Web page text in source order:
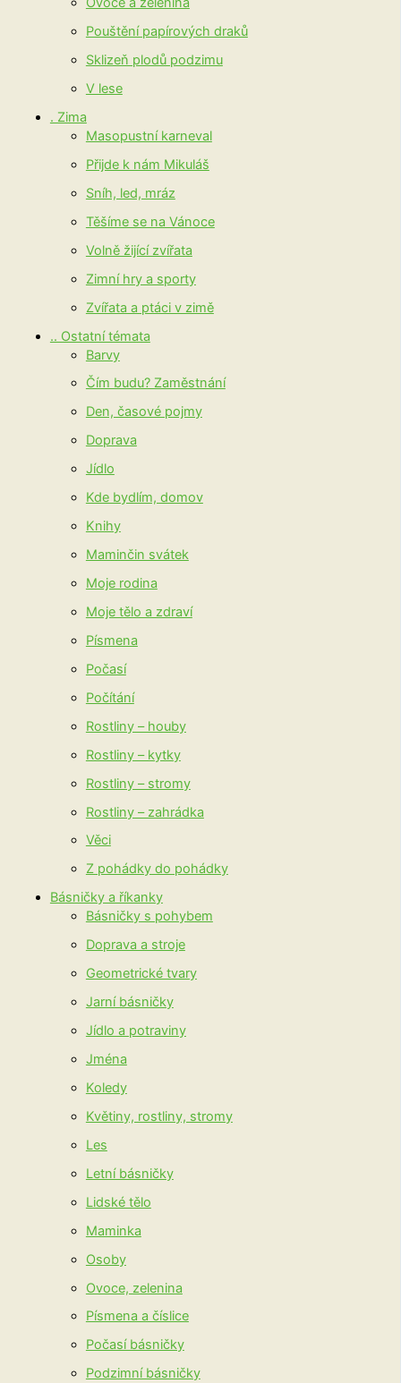
Pouštění papírových draků
Sklizeň plodů podzimu
V lese
. Zima
Masopustní karneval
Přijde k nám Mikuláš
Sníh, led, mráz
Těšíme se na Vánoce
Volně žijící zvířata
Zimní hry a sporty
Zvířata a ptáci v zimě
.. Ostatní témata
Barvy
Čím budu? Zaměstnání
Den, časové pojmy
Doprava
Jídlo
Kde bydlím, domov
Knihy
Maminčin svátek
Moje rodina
Moje tělo a zdraví
Písmena
Počasí
Počítání
Rostliny – houby
Rostliny – kytky
Rostliny – stromy
Rostliny – zahrádka
Věci
Z pohádky do pohádky
Básničky a říkanky
Básničky s pohybem
Doprava a stroje
Geometrické tvary
Jarní básničky
Jídlo a potraviny
Jména
Koledy
Květiny, rostliny, stromy
Les
Letní básničky
Lidské tělo
Maminka
Osoby
Ovoce, zelenina
Písmena a číslice
Počasí básničky
Podzimní básničky